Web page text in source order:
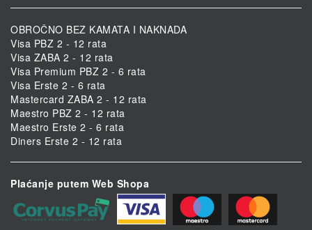
OBROČNO BEZ KAMATA I NAKNADA
Visa PBZ 2 - 12 rata
Visa ZABA 2 - 12 rata
Visa Premium PBZ 2 - 6 rata
Visa Erste 2 - 6 rata
Mastercard ZABA 2 - 12 rata
Maestro PBZ 2 - 12 rata
Maestro Erste 2 - 6 rata
Diners Erste 2 - 12 rata
Plaćanje putem Web Shopa